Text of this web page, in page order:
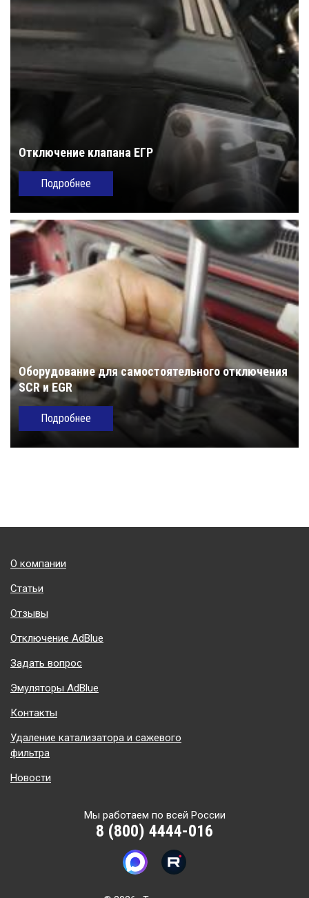
Отключение клапана ЕГР
Подробнее
Оборудование для самостоятельного отключения
SCR и EGR
Подробнее
Подвал
О компании
Статьи
Отзывы
Отключение AdBlue
Задать вопрос
Эмуляторы AdBlue
Контакты
Удаление катализатора и сажевого
фильтра
Новости
Мы работаем по всей России
8 (800) 4444-016